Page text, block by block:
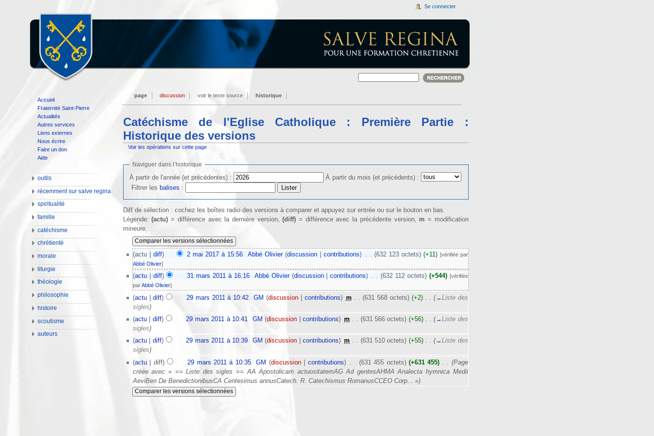
Catéchisme de l'Eglise Catholique : Première Partie :
Historique des versions
Voir les opérations sur cette page
Naviguer dans l’historique
À partir de l'année (et précédentes) :
À partir du mois (et précédents) :
Filtrer les balises :
Diff de sélection : cochez les boîtes radio des versions à comparer et appuyez sur entrée ou sur le bouton en bas.
Légende:(actu) = différence avec la dernière version,(diff) = différence avec la précédente version, m = modification
mineure.
(actu | diff) 2 mai 2017 à 15:56‎ Abbé Olivier (discussion |contributions) . . (632 123 octets) (+11) [vérifiée par
Abbé Olivier]
(actu| diff) 31 mars 2011 à 16:16‎ Abbé Olivier (discussion|contributions) . . (632 112 octets) (+544) [vérifiée
parAbbé Olivier]
(actu|diff) 29 mars 2011 à 10:42 GM (discussion| contributions) m (631 568 octets) (+2)‎ (→Liste des
sigles)
(actu| diff) 29 mars 2011 à 10:41 GM (discussion |contributions) ‎m . . (631 566 octets) (+56)‎ . . (→Liste des
sigles)
(actu| diff) 29 mars 2011 à 10:39 GM (discussion |contributions) ‎m . . (631 510 octets) (+55)‎ . . (→Liste des
sigles)
(actu| diff) 29 mars 2011 à 10:35‎ GM (discussion| contributions) (631 455 octets) (+631 455)
(Page
créée avec « == Liste des sigles == AA Apostolicam actuositatemAG Ad gentesAHMA Analecta hymnica Medii
AeviBen De BenedictionibusCA Centesimus annusCatech. R. Catechismus RomanusCCEO Corp... »)
page discussion voir le texte source historique
Se connecter
Accueil
Fraternité Saint-Pierre
Actualités
Autres services
Liens externes
Nous écrire
Faire un don
Aide
outils
récemment sur salve regina
spiritualité
famille
catéchisme
chrétienté
morale
liturgie
théologie
philosophie
histoire
scoutisme
auteurs